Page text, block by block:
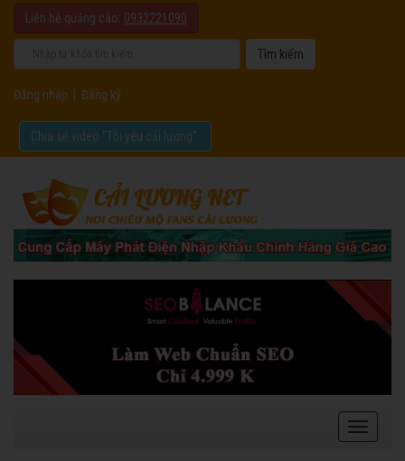
Liên hệ quảng cáo: 0932221090
Đăng nhập Đăng ký
Chia sẻ video "Tôi yêu cải lương".